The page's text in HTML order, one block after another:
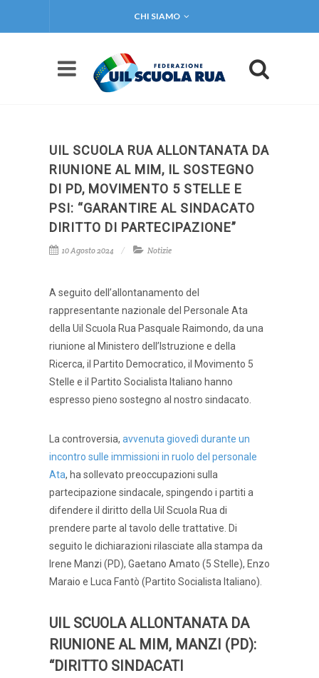
CHI SIAMO
UIL SCUOLA RUA ALLONTANATA DA
RIUNIONE AL MIM, IL SOSTEGNO
DI PD, MOVIMENTO 5 STELLE E
PSI: “GARANTIRE AL SINDACATO
DIRITTO DI PARTECIPAZIONE”
10 Agosto 2024 Notizie
A seguito dell’allontanamento del
rappresentante nazionale del Personale Ata
della Uil Scuola Rua Pasquale Raimondo, da una
riunione al Ministero dell’Istruzione e della
Ricerca, il Partito Democratico, il Movimento 5
Stelle e il Partito Socialista Italiano hanno
espresso pieno sostegno al nostro sindacato.
La controversia, avvenuta giovedì durante un
incontro sulle immissioni in ruolo del personale
Ata, ha sollevato preoccupazioni sulla
partecipazione sindacale, spingendo i partiti a
difendere il diritto della Uil Scuola Rua di
prendere parte al tavolo delle trattative. Di
seguito le dichiarazioni rilasciate alla stampa da
Irene Manzi (PD), Gaetano Amato (5 Stelle), Enzo
Maraio e Luca Fantò (Partito Socialista Italiano).
UIL SCUOLA ALLONTANATA DA
RIUNIONE AL MIM, MANZI (PD):
“DIRITTO SINDACATI